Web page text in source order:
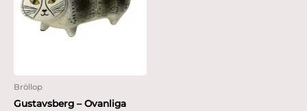
Bröllop
Gustavsberg – Ovanliga